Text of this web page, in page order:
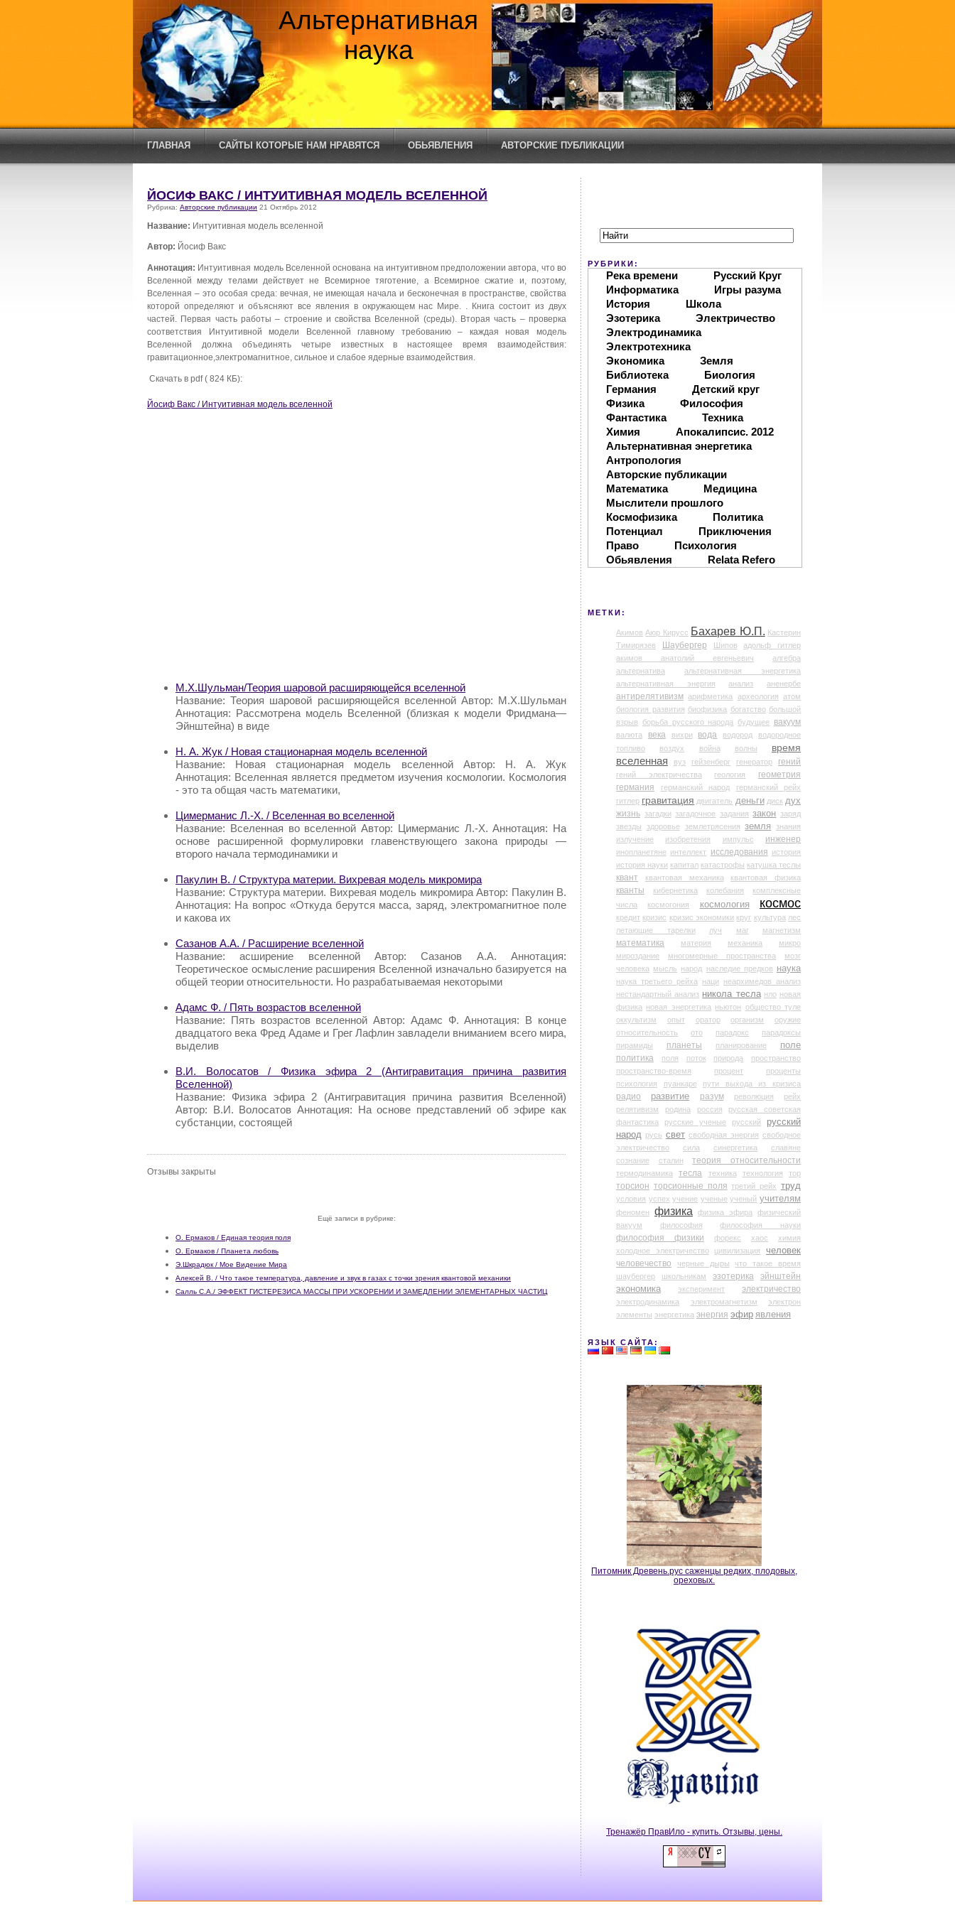
Альтернативная
наука
ГЛАВНАЯ САЙТЫ КОТОРЫЕ НАМ НРАВЯТСЯ ОБЬЯВЛЕНИЯ АВТОРСКИЕ ПУБЛИКАЦИИ
ЙОСИФ ВАКС / ИНТУИТИВНАЯ МОДЕЛЬ ВСЕЛЕННОЙ
Рубрика: Авторские публикации 21 Октябрь 2012
Название: Интуитивная модель вселенной
Автор: Йосиф Вакс
Аннотация: Интуитивная модель Вселенной основана на интуитивном предположении автора, что во
Вселенной между телами действует не Всемирное тяготение, а Всемирное сжатие и, поэтому,
Вселенная – это особая среда: вечная, не имеющая начала и бесконечная в пространстве, свойства
которой определяют и объясняют все явления в окружающем нас Мире. . Книга состоит из двух
частей. Первая часть работы – строение и свойства Вселенной (среды). Вторая часть – проверка
соответствия Интуитивной модели Вселенной главному требованию – каждая новая модель
Вселенной должна объединять четыре известных в настоящее время взаимодействия:
гравитационное,электромагнитное, сильное и слабое ядерные взаимодействия.
Скачать в pdf ( 824 КБ):
Йосиф Вакс / Интуитивная модель вселенной
М.Х.Шульман/Теория шаровой расширяющейся вселенной
Название: Теория шаровой расширяющейся вселенной Автор: М.Х.Шульман
Аннотация: Рассмотрена модель Вселенной (близкая к модели Фридмана—
Эйнштейна) в виде
Н. А. Жук / Новая стационарная модель вселенной
Название: Новая стационарная модель вселенной Автор: Н. А. Жук
Аннотация: Вселенная является предметом изучения космологии. Космология
- это та общая часть математики,
Цимерманис Л.-Х. / Вселенная во вселенной
Название: Вселенная во вселенной Автор: Цимерманис Л.-Х. Аннотация: На
основе расширенной формулировки главенствующего закона природы —
второго начала термодинамики и
Пакулин В. / Структура материи. Вихревая модель микромира
Название: Структура материи. Вихревая модель микромира Автор: Пакулин В.
Аннотация: На вопрос «Откуда берутся масса, заряд, электромагнитное поле
и какова их
Сазанов А.А. / Расширение вселенной
Название: асширение вселенной Автор: Сазанов А.А. Аннотация:
Теоретическое осмысление расширения Вселенной изначально базируется на
общей теории относительности. Но разрабатываемая некоторыми
Адамс Ф. / Пять возрастов вселенной
Название: Пять возрастов вселенной Автор: Адамс Ф. Аннотация: В конце
двадцатого века Фред Адаме и Грег Лафлин завладели вниманием всего мира,
выделив
В.И. Волосатов / Физика эфира 2 (Антигравитация причина развития
Вселенной)
Название: Физика эфира 2 (Антигравитация причина развития Вселенной)
Автор: В.И. Волосатов Аннотация: На основе представлений об эфире как
субстанции, состоящей
Отзывы закрыты
Ещё записи в рубрике:
О. Ермаков / Единая теория поля
О. Ермаков / Планета любовь
Э.Шкрадюк / Мое Видение Мира
Алексей В. / Что такое температура, давление и звук в газах с точки зрения квантовой механики
Салль С.А./ ЭФФЕКТ ГИСТЕРЕЗИСА МАССЫ ПРИ УСКОРЕНИИ И ЗАМЕДЛЕНИИ ЭЛЕМЕНТАРНЫХ ЧАСТИЦ
РУБРИКИ:
Река времени
Русский Круг
Информатика
Игры разума
История
Школа
Эзотерика
Электричество
Электродинамика
Электротехника
Экономика
Земля
Библиотека
Биология
Германия
Детский круг
Физика
Философия
Фантастика
Техника
Химия
Апокалипсис. 2012
Альтернативная энергетика
Антропология
Авторские публикации
Математика
Медицина
Мыслители прошлого
Космофизика
Политика
Потенциал
Приключения
Право
Психология
Обьявления
Relata Refero
МЕТКИ:
Акимов Аюр Кирусс Бахарев Ю.П. Кастерин
Тимирязев
Шаубергер Шипов
адольф гитлер
акимов анатолий евгеньевич
алгебра
альтернатива
альтернативная энергетика
альтернативная энергия
анализ аненербе
антирелятивизм арифметика археология атом
биология развития биофизика богатство большой
взрыв
борьба русского народа будущее вакуум
валюта века вихри вода водород
водородное
топливо
воздух война волны
время
вселенная
вуз гейзенберг генератор гений
гений электричества геология
геометрия
германия
германский народ
германский рейх
гитлер гравитация двигатель деньги диск дух
жизнь загадки загадочное задания закон заряд
звезды
здоровье землетрясения земля
знания
излучение
изобретения импульс инженер
инопланетяне интеллект исследования история
история науки капитал катастрофы катушка теслы
квант квантовая механика квантовая физика
кванты кибернетика колебания
комплексные
числа
космогония космология космос
кредит кризис кризис экономики круг культура лес
летающие тарелки
луч маг магнетизм
математика материя механика
микро
мироздание
многомерные пространства
мозг
человека мысль народ наследие предков наука
наука третьего рейха наци
неархимедов анализ
нестандартный анализ никола тесла нло новая
физика новая энергетика ньютон общество туле
оккультизм
опыт оратор организм
оружие
относительность
ото парадокс
парадоксы
пирамиды
планеты планирование
поле
политика
поля поток природа
пространство
пространство-время
процент
проценты
психология
пуанкаре пути выхода из кризиса
радио развитие разум революция
рейх
релятивизм
родина россия
русская советская
фантастика
русские ученые русский
русский
народ русь свет свободная энергия свободное
электричество
сила синергетика
славяне
сознание
сталин теория относительности
термодинамика тесла техника технология тор
торсион торсионные поля третий рейх труд
условия успех учение ученые ученый учителям
феномен физика физика эфира
физический
вакуум
философия философия науки
философия физики форекс хаос
химия
холодное электричество
цивилизация человек
человечество черные дыры
что такое время
шаубергер
школьникам эзотерика
эйнштейн
экономика
эксперимент электричество
электродинамика электромагнетизм
электрон
элементы энергетика энергия эфир явления
ЯЗЫК САЙТА:
Питомник Древень.рус саженцы редких, плодовых,
ореховых.
Тренажёр ПравИло - купить. Отзывы, цены.